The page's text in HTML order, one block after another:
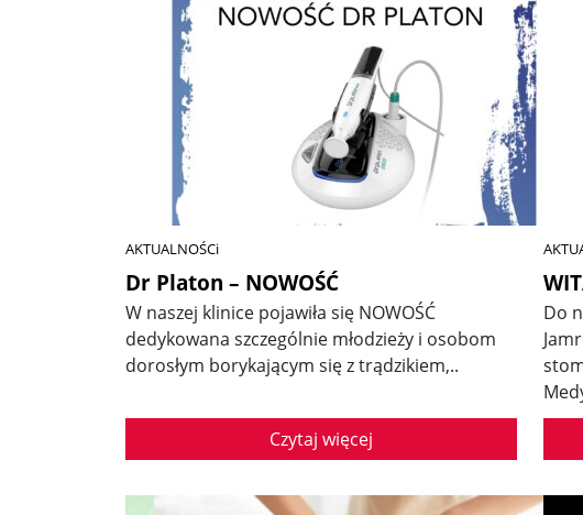
AKTUALNOŚCi
Dr Platon – NOWOŚĆ
W naszej klinice pojawiła się NOWOŚĆ
dedykowana szczególnie młodzieży i osobom
dorosłym borykającym się z trądzikiem,..
Czytaj więcej
Do